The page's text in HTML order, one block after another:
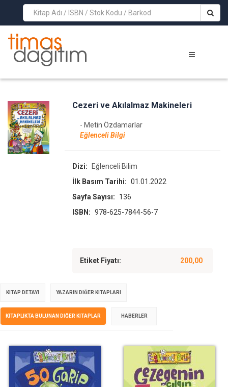
>
Cezeri ve Akılalmaz Makineleri
- Metin Özdamarlar
Eğlenceli Bilgi
Dizi:
Eğlenceli Bilim
İlk Basım Tarihi: 01.01.2022
Sayfa Sayısı:
136
ISBN: 978-625-7844-56-7
Etiket Fiyatı: 200,00
KITAP DETAYI YAZARIN DIĞER KITAPLARI
KITAPLIKTA BULUNAN DIĞER KITAPLAR HABERLER